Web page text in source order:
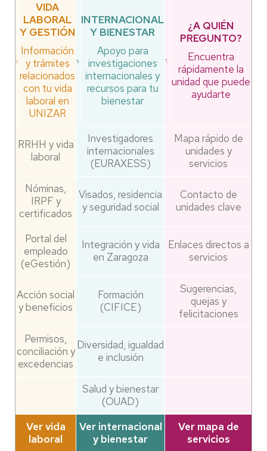
VIDA
LABORAL
Y GESTIÓN
Información
y trámites
relacionados
con tu vida
laboral en
UNIZAR
INTERNACIONAL
Y BIENESTAR
Apoyo para
investigaciones
internacionales y
recursos para tu
bienestar
¿A QUIÉN
PREGUNTO?
Encuentra
rápidamente la
unidad que puede
ayudarte
RRHH y vida
laboral
Investigadores
internacionales
(EURAXESS)
Mapa rápido de
unidades y
servicios
Nóminas,
IRPF y
certificados
Visados, residencia
y seguridad social
Contacto de
unidades clave
Portal del
empleado
(eGestión)
Integración y vida
en Zaragoza
Enlaces directos a
servicios
Acción social
y beneficios
Formación
(CIFICE)
Sugerencias,
quejas y
felicitaciones
Permisos,
conciliación y
excedencias
Diversidad, igualdad
e inclusión
Salud y bienestar
(OUAD)
Ver vida
laboral
Ver internacional
y bienestar
Ver mapa de
servicios